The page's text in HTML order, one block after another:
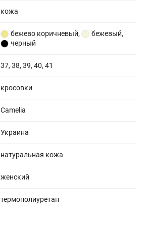
кожа
бежево коричневый, бежевый,
черный
37, 38, 39, 40, 41
кросовки
Camelia
Украина
натуральная кожа
женский
термополиуретан